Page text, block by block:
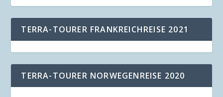
TERRA-TOURER FRANKREICHREISE 2021
TERRA-TOURER NORWEGENREISE 2020